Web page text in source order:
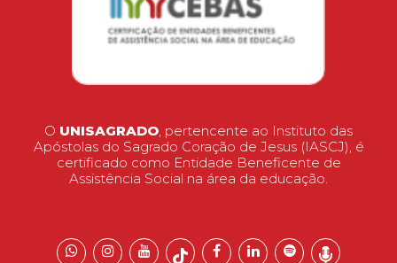
O UNISAGRADO, pertencente ao Instituto das
Apóstolas do Sagrado Coração de Jesus (IASCJ), é
certificado como Entidade Beneficente de
Assistência Social na área da educação.